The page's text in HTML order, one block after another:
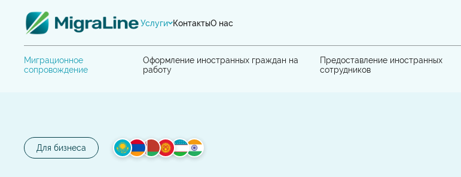
Услуги КонтактыО нас
Миграционное
сопровождение
Оформление иностранных граждан на
работу
Предоставление иностранных
сотрудников
Для бизнеса